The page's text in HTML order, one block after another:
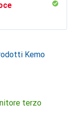
Kemo
terzo